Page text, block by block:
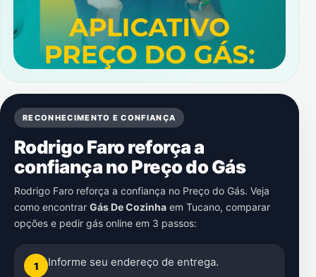
RECONHECIMENTO E CONFIANÇA
Rodrigo Faro reforça a
confiança no Preço do Gás
Rodrigo Faro reforça a confiança no Preço do Gás. Veja
como encontrar Gás De Cozinha em Tucano, comparar
opções e pedir gás online em 3 passos:
1 Informe seu endereço de entrega.